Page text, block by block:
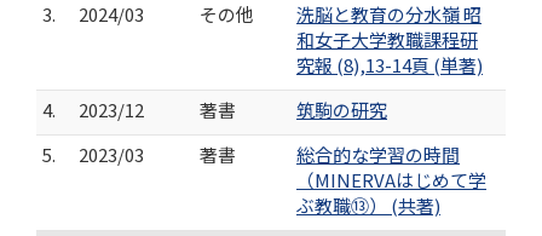
3.
2024/03 その他
洗脳と教育の分水嶺 昭
和女子大学教職課程研
究報 (8),13-14頁 (単著)
4.
2023/12 著書
筑駒の研究
5.
2023/03 著書
総合的な学習の時間
（MINERVAはじめて学
ぶ教職⑬） (共著)